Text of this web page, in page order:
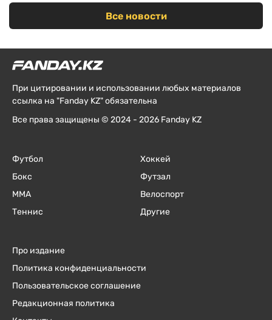
Все новости
При цитировании и использовании любых материалов
ссылка на "Fanday KZ" обязательна
Все права защищены © 2024 - 2026 Fanday KZ
Футбол
Бокс
ММА
Теннис
Хоккей
Футзал
Велоспорт
Другие
Про издание
Политика конфиденциальности
Пользовательское соглашение
Редакционная политика